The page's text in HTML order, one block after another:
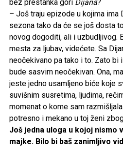
bez prestanka gori Dijana?
– Još traju epizode u kojima ima
sezona tako da će se još dosta
novog dogoditi, ali i uzbudljivog.
mesta za ljubav, videćete. Sa
neočekivano pa tako i to. Zato bi
bude sasvim neočekivan. Ona,
jeste jedno usamljeno biće koje
suvišnim susretima, ljudima,
momenat o kome sam
potresno i mekano u toj ženi
Još jedna uloga u kojoj nismo
majke. Bilo bi baš zanimljivo